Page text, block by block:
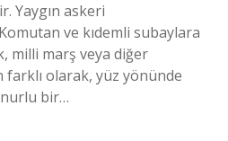
Yaygın askeri
ve kıdemli subaylara
milli marş veya diğer
olarak, yüz yönünde
bir…